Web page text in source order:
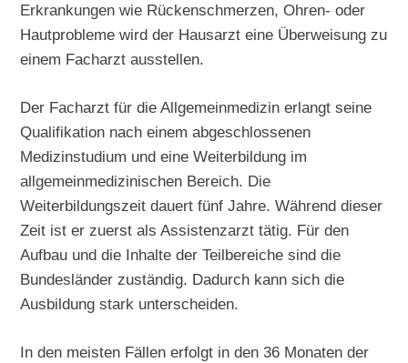
Erkrankungen wie Rückenschmerzen, Ohren- oder
Hautprobleme wird der Hausarzt eine Überweisung zu
einem Facharzt ausstellen.
Der Facharzt für die Allgemeinmedizin erlangt seine
Qualifikation nach einem abgeschlossenen
Medizinstudium und eine Weiterbildung im
allgemeinmedizinischen Bereich. Die
Weiterbildungszeit dauert fünf Jahre. Während dieser
Zeit ist er zuerst als Assistenzarzt tätig. Für den
Aufbau und die Inhalte der Teilbereiche sind die
Bundesländer zuständig. Dadurch kann sich die
Ausbildung stark unterscheiden.
In den meisten Fällen erfolgt in den 36 Monaten der